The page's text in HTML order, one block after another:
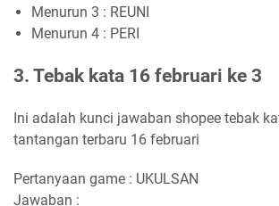
Menurun 3 : REUNI
Menurun 4 : PERI
3. Tebak kata 16 februari ke 3
Ini adalah kunci jawaban shopee tebak
tantangan terbaru 16 februari
Pertanyaan game : UKULSAN
Jawaban :